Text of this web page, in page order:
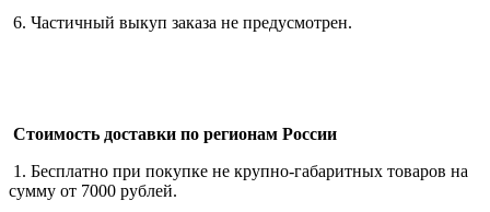
6. Частичный выкуп заказа не предусмотрен.
Стоимость доставки по регионам России
1. Бесплатно при покупке не крупно-габаритных товаров на
сумму от 7000 рублей.